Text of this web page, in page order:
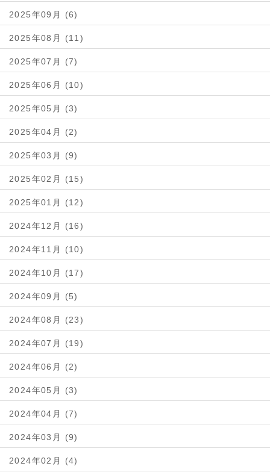
2025年09月 (6)
2025年08月 (11)
2025年07月 (7)
2025年06月 (10)
2025年05月 (3)
2025年04月 (2)
2025年03月 (9)
2025年02月 (15)
2025年01月 (12)
2024年12月 (16)
2024年11月 (10)
2024年10月 (17)
2024年09月 (5)
2024年08月 (23)
2024年07月 (19)
2024年06月 (2)
2024年05月 (3)
2024年04月 (7)
2024年03月 (9)
2024年02月 (4)